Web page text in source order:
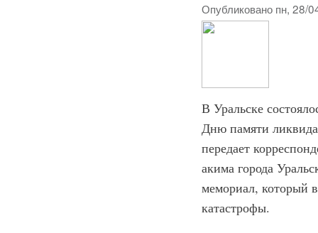
Опубликовано пн, 28/
В Уральске
Дню памяти
передает
акима города
мемориал, который
катастрофы.